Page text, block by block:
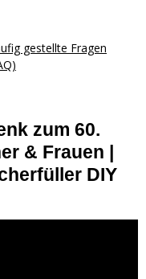
gestellte Fragen
zum 60.
& Frauen |
DIY